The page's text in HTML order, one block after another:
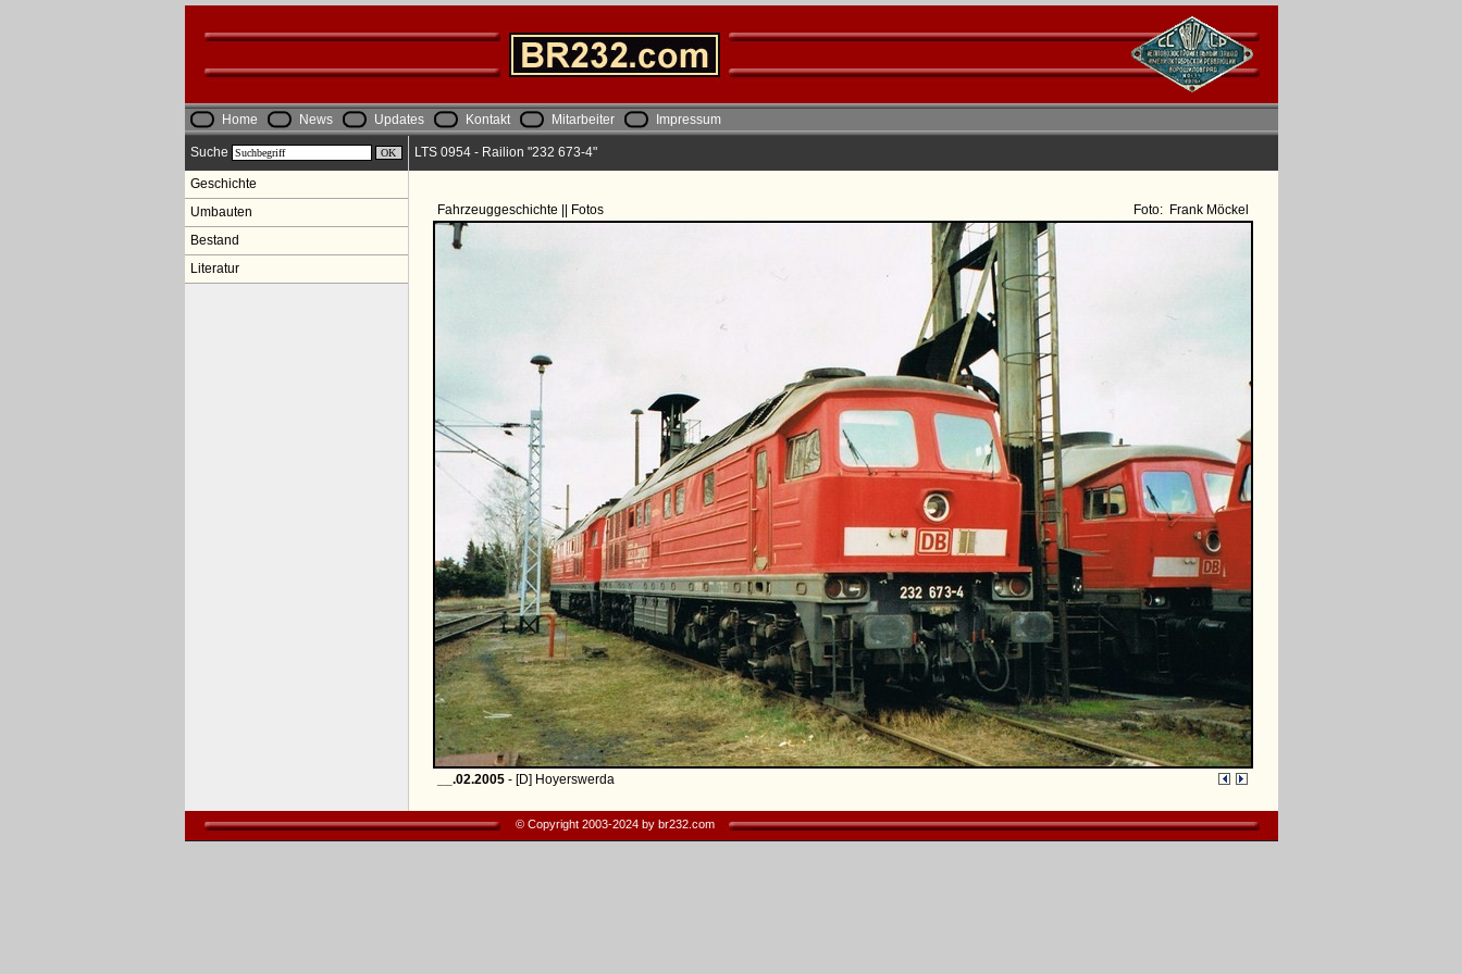
Home News Updates Kontakt Mitarbeiter Impressum
Suche
Geschichte
Umbauten
Bestand
Literatur
LTS 0954 - Railion "232 673-4"
Fahrzeuggeschichte || Fotos Foto: Frank Möckel
__.02.2005 - [D] Hoyerswerda
© Copyright 2003-2024 by br232.com